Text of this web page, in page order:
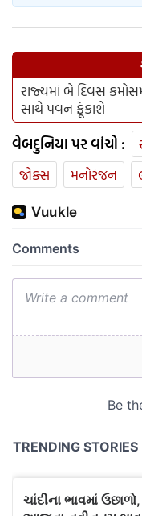
રાજ્યમાં બે દિવસ
સાથે પવન ફૂંકાશે
વેબદુનિયા પર વાંચો :
જોક્સ
મનોરંજન